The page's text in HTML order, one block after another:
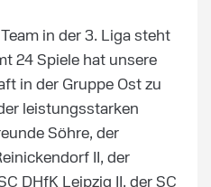
in der 3. Liga steht
24 Spiele hat unsere
in der Gruppe Ost zu
leistungsstarken
Söhre, der
II, der
DHfK Leipzig II, der SC